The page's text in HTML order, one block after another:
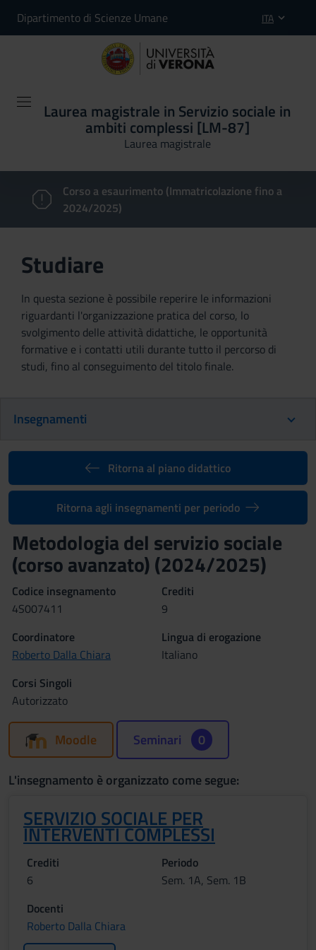
Dipartimento di Scienze Umane ITA
Laurea magistrale in Servizio sociale in
ambiti complessi [LM-87]
Laurea magistrale
Corso a esaurimento (Immatricolazione fino a
2024/2025)
Studiare
In questa sezione è possibile reperire le informazioni
riguardanti l'organizzazione pratica del corso, lo
svolgimento delle attività didattiche, le opportunità
formative e i contatti utili durante tutto il percorso di
studi, fino al conseguimento del titolo finale.
Insegnamenti
Ritorna al piano didattico
Ritorna agli insegnamenti per periodo
Metodologia del servizio sociale
(corso avanzato) (2024/2025)
Codice insegnamento
4S007411
Crediti
9
Coordinatore
Roberto Dalla Chiara
Lingua di erogazione
Italiano
Corsi Singoli
Autorizzato
Moodle Seminari 0
L'insegnamento è organizzato come segue:
SERVIZIO SOCIALE PER
INTERVENTI COMPLESSI
Crediti
6
Periodo
Sem. 1A, Sem. 1B
Docenti
Roberto Dalla Chiara